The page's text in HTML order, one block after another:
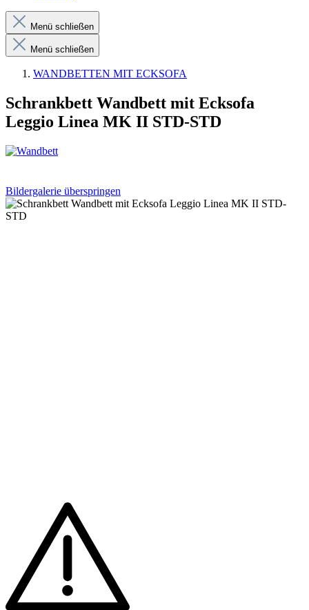
Menü schließen
Menü schließen
WANDBETTEN MIT ECKSOFA
Schrankbett Wandbett mit Ecksofa
Leggio Linea MK II STD-STD
Bildergalerie überspringen